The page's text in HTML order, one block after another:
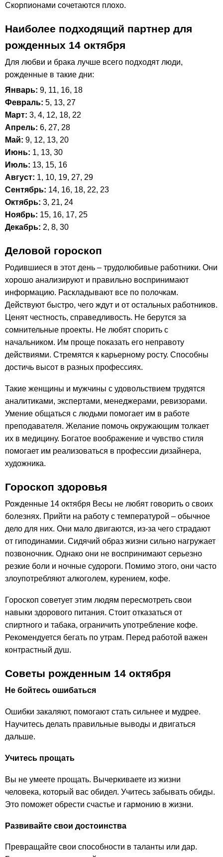
Скорпионами сочетаются плохо.
Наиболее подходящий партнер для
рожденных 14 октября
Для любви и брака лучше всего подходят люди,
рожденные в такие дни:
Январь: 9, 11, 16, 18
Февраль: 5, 13, 27
Март: 3, 4, 12, 18, 22
Апрель: 6, 27, 28
Май: 9, 12, 13, 20
Июнь: 1, 13, 30
Июль: 13, 15, 16
Август: 1, 10, 19, 27, 29
Сентябрь: 14, 16, 18, 22, 23
Октябрь: 3, 21, 24
Ноябрь: 15, 16, 17, 25
Декабрь: 2, 8, 30
Деловой гороскоп
Родившиеся в этот день – трудолюбивые работники. Они
хорошо анализируют и правильно воспринимают
информацию. Раскладывают все по полочкам.
Действуют быстро, чего ждут и от остальных работников.
Ценят честность, справедливость. Не берутся за
сомнительные проекты. Не любят спорить с
начальником. Им проще показать его неправоту
действиями. Стремятся к карьерному росту. Способны
достичь высот в разных профессиях.
Такие женщины и мужчины с удовольствием трудятся
аналитиками, экспертами, менеджерами, ревизорами.
Умение общаться с людьми помогает им в работе
преподавателя. Желание помочь окружающим толкает
их в медицину. Богатое воображение и чувство стиля
помогает им реализоваться в профессии дизайнера,
художника.
Гороскоп здоровья
Рожденные 14 октября Весы не любят говорить о своих
болезнях. Прийти на работу с температурой – обычное
дело для них. Они мало двигаются, из-за чего страдают
от гиподинамии. Сидячий образ жизни сильно нагружает
позвоночник. Однако они не воспринимают серьезно
резкие боли и ночные судороги. Помимо этого, они часто
злоупотребляют алкоголем, курением, кофе.
Гороскоп советует этим людям пересмотреть свои
навыки здорового питания. Стоит отказаться от
спиртного и табака, ограничить употребление кофе.
Рекомендуется бегать по утрам. Перед работой важен
контрастный душ.
Советы рожденным 14 октября
Не бойтесь ошибаться
Ошибки закаляют, помогают стать сильнее и мудрее.
Научитесь делать правильные выводы и двигаться
дальше.
Учитесь прощать
Вы не умеете прощать. Вычеркиваете из жизни
человека, который вас обидел. Учитесь забывать обиды.
Это поможет обрести счастье и гармонию в жизни.
Развивайте свои достоинства
Превращайте свои способности в таланты или дар.